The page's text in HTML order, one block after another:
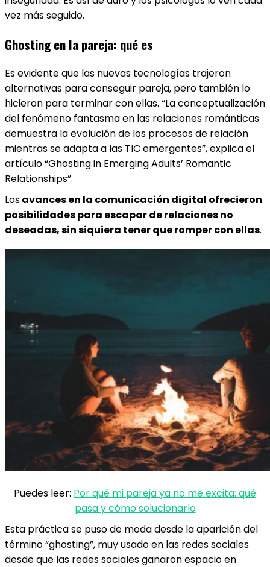
vez más seguido.
Ghosting en la pareja: qué es
Es evidente que las nuevas tecnologías trajeron
alternativas para conseguir pareja, pero también lo
hicieron para terminar con ellas. “La conceptualización
del fenómeno fantasma en las relaciones románticas
demuestra la evolución de los procesos de relación
mientras se adapta a las TIC emergentes”, explica el
artículo “Ghosting in Emerging Adults’ Romantic
Relationships”.
Losavances en la comunicación digital ofrecieron
posibilidades para escapar de relaciones no
deseadas, sin siquiera tener que romper con ellas.
Puedes leer: Por qué mi pareja ya no me excita: qué
pasa y cómo solucionarlo
Esta práctica se puso de moda desde la aparición del
término “ghosting”, muy usado en las redes sociales
desde que las redes sociales ganaron espacio en